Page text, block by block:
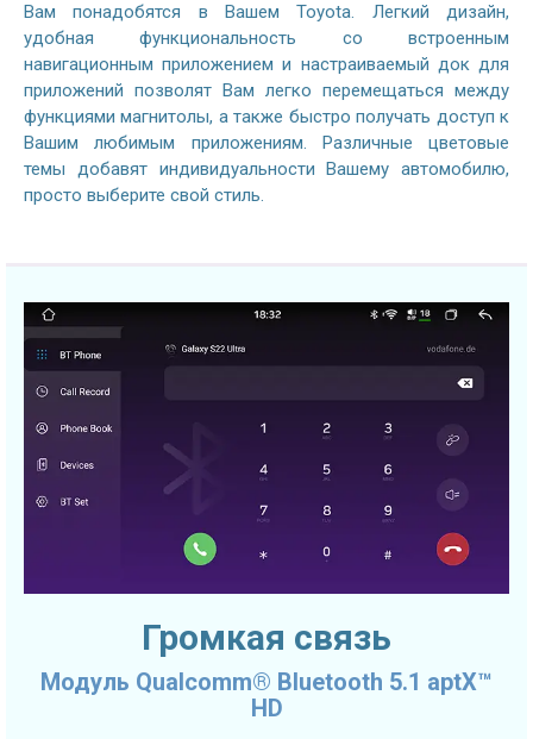
Вам понадобятся в Вашем Toyota. Легкий дизайн,
удобная функциональность со встроенным
навигационным приложением и настраиваемый док для
приложений позволят Вам легко перемещаться между
функциями магнитолы, а также быстро получать доступ к
Вашим любимым приложениям. Различные цветовые
темы добавят индивидуальности Вашему автомобилю,
просто выберите свой стиль.
Громкая связь
Модуль Qualcomm® Bluetooth 5.1 aptX™
HD